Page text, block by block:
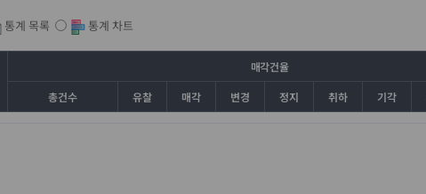
통계 목록 통계 차트
매각건율
총건수
유찰 매각 변경 정지 취하 기각